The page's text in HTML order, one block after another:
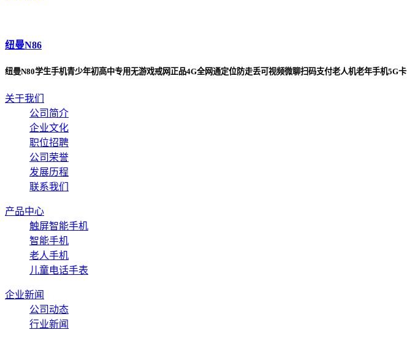
纽曼N86
纽曼N80学生手机青少年初高中专用无游戏戒网正品4G全网通定位防走丢可视频微聊扫码支付老人机老年手机5G卡
关于我们
公司简介
企业文化
职位招聘
公司荣誉
发展历程
联系我们
产品中心
触屏智能手机
智能手机
老人手机
儿童电话手表
企业新闻
公司动态
行业新闻